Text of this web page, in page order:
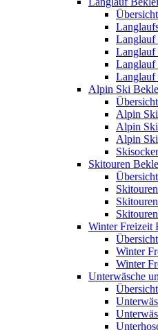
Übersicht
Langlauf
Langlauf
Langlauf
Langlauf
Alpin Ski
Übersicht
Alpin Ski
Alpin
Alpin
Skitouren
Übersicht
Winter Freizeit
Übersicht
Winter
Winter
Unterwäsche
Übersicht